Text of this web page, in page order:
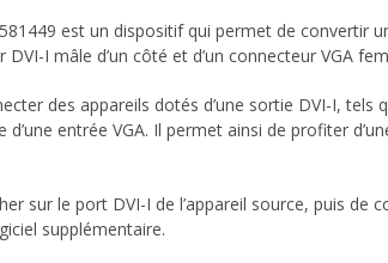
est un dispositif qui permet de convertir
I mâle d’un côté et d’un connecteur VGA
des appareils dotés d’une sortie DVI-I,
entrée VGA. Il permet ainsi de profiter
sur le port DVI-I de l’appareil source, puis de
supplémentaire.